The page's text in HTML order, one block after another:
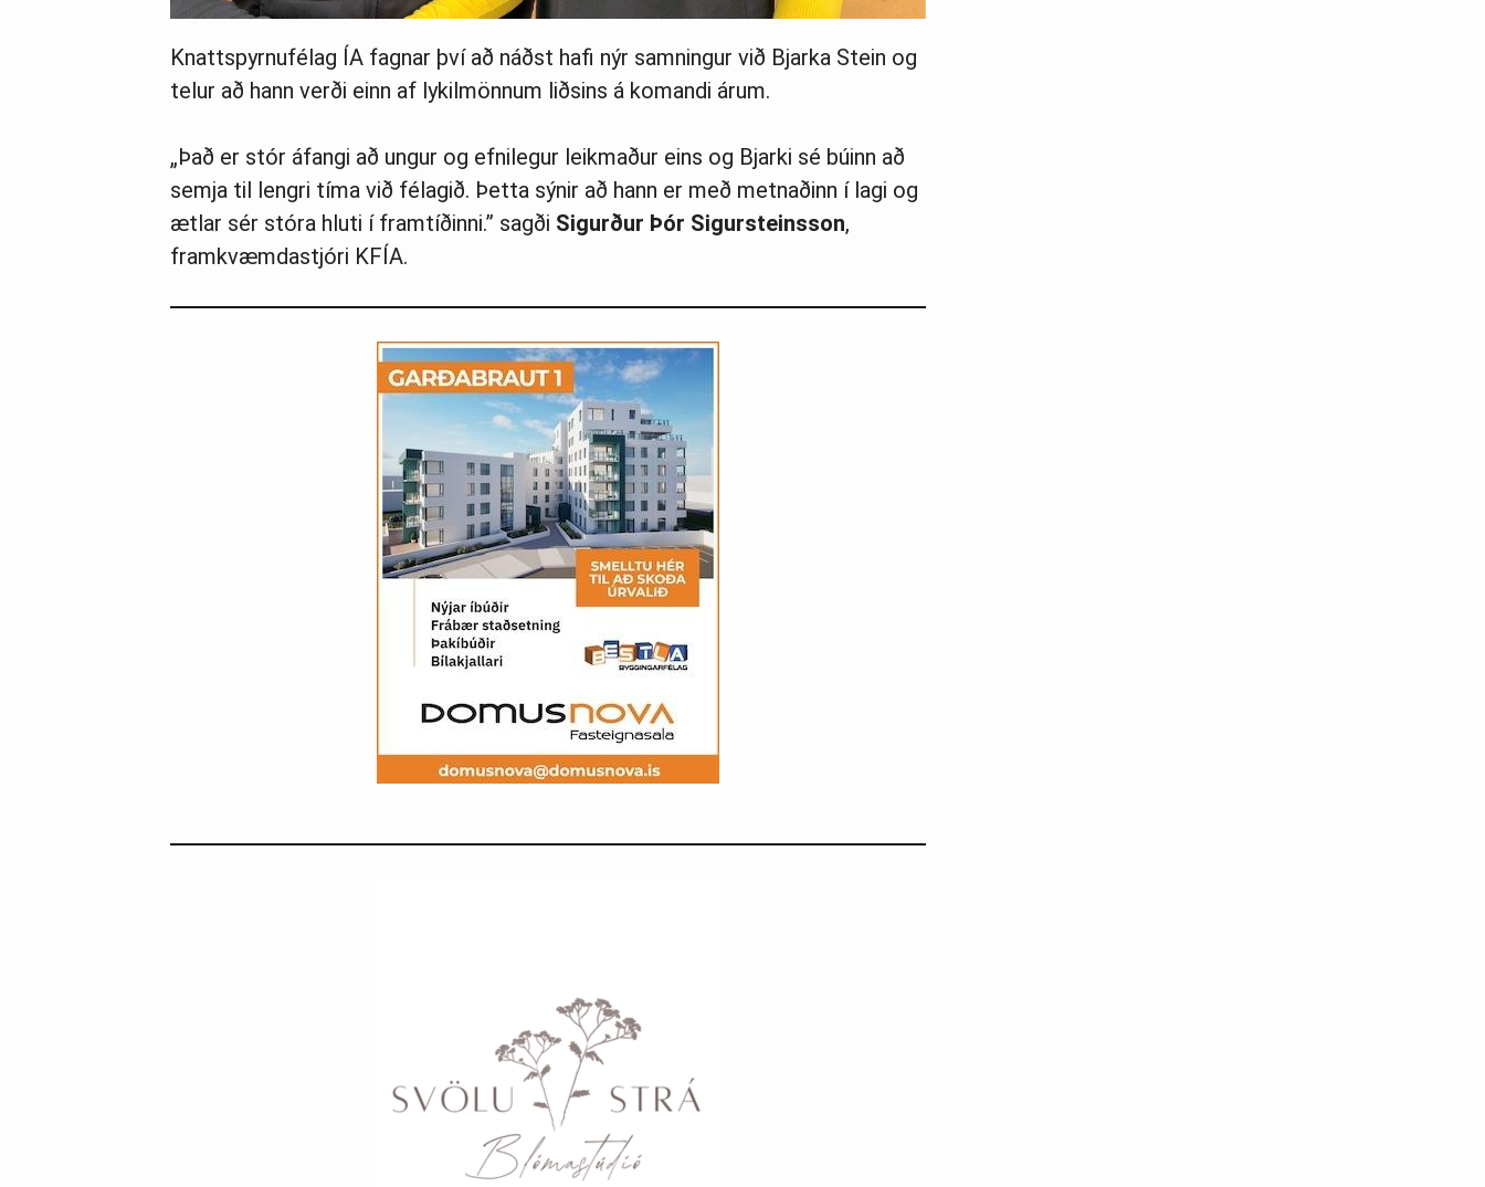
Knattspyrnufélag ÍA fagnar því að náðst hafi nýr samningur við Bjarka Stein og
telur að hann verði einn af lykilmönnum liðsins á komandi árum.
„Það er stór áfangi að ungur og efnilegur leikmaður eins og Bjarki sé búinn að
semja til lengri tíma við félagið. Þetta sýnir að hann er með metnaðinn í lagi og
ætlar sér stóra hluti í framtíðinni.” sagði Sigurður Þór Sigursteinsson,
framkvæmdastjóri KFÍA.